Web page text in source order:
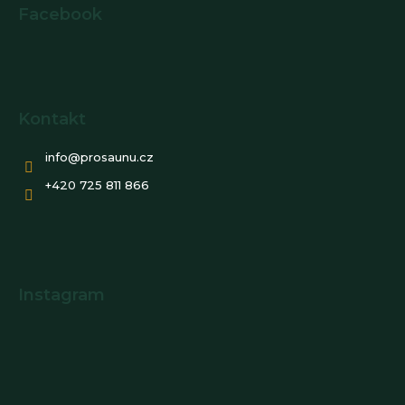
Facebook
Kontakt
info@prosaunu.cz
+420 725 811 866
Instagram